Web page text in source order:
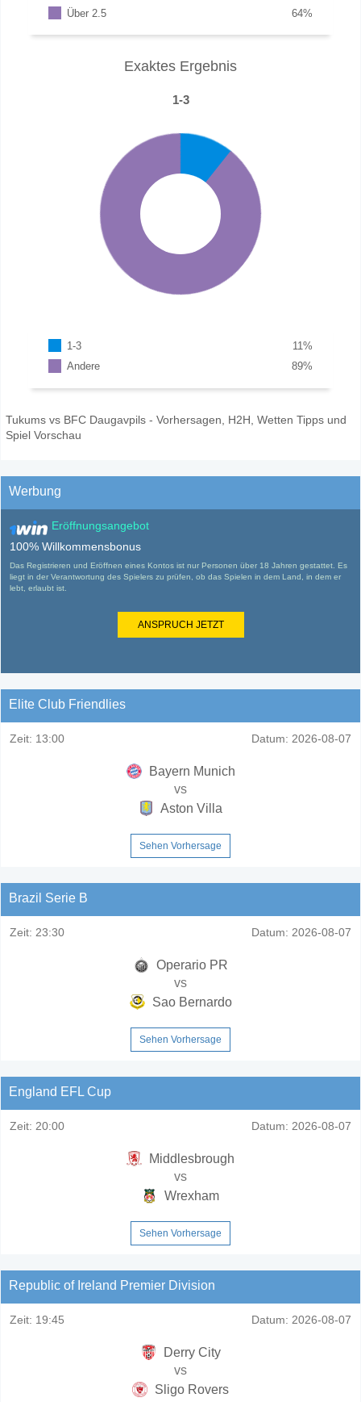
Über 2.5
%
64
Exaktes Ergebnis
1-3
1-3 %
11
Andere
%
89
Tukums vs BFC Daugavpils - Vorhersagen, H2H, Wetten Tipps und
Spiel Vorschau
Werbung
Eröffnungsangebot
100% Willkommensbonus
Das Registrieren und Eröffnen eines Kontos ist nur Personen über 18 Jahren gestattet. Es
liegt in der Verantwortung des Spielers zu prüfen, ob das Spielen in dem Land, in dem er
lebt, erlaubt ist.
ANSPRUCH JETZT
Elite Club Friendlies
Zeit: 13:00 Datum: 2026-08-07
Bayern Munich
vs
Aston Villa
Sehen Vorhersage
Brazil Serie B
Zeit: 23:30 Datum: 2026-08-07
Operario PR
vs
Sao Bernardo
Sehen Vorhersage
England EFL Cup
Zeit: 20:00 Datum: 2026-08-07
Middlesbrough
vs
Wrexham
Sehen Vorhersage
Republic of Ireland Premier Division
Zeit: 19:45 Datum: 2026-08-07
Derry City
vs
Sligo Rovers